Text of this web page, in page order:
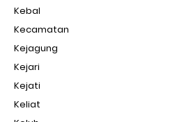
Kebal
Kecamatan
Kejagung
Kejari
Kejati
Keliat